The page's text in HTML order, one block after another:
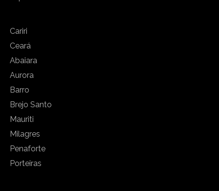
Cariri
Ceará
Abaiara
Aurora
Barro
Brejo Santo
Mauriti
Milagres
Penaforte
Porteiras